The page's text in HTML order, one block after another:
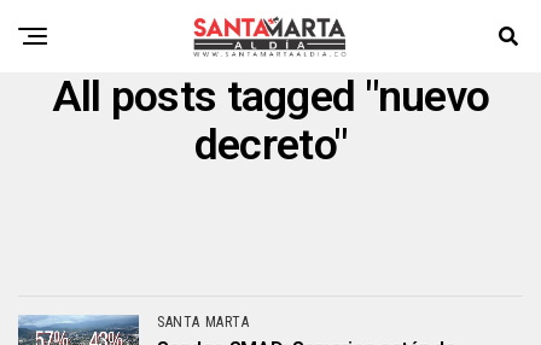
All posts tagged "nuevo
decreto"
SANTA MARTA